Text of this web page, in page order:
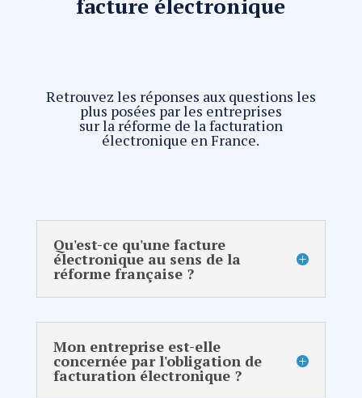
Retrouvez les réponses aux questions les
plus posées par les entreprises
sur la réforme de la facturation
électronique en France.
Qu'est-ce qu'une facture
électronique au sens de la
réforme française ?
Mon entreprise est-elle
concernée par l'obligation de
facturation électronique ?